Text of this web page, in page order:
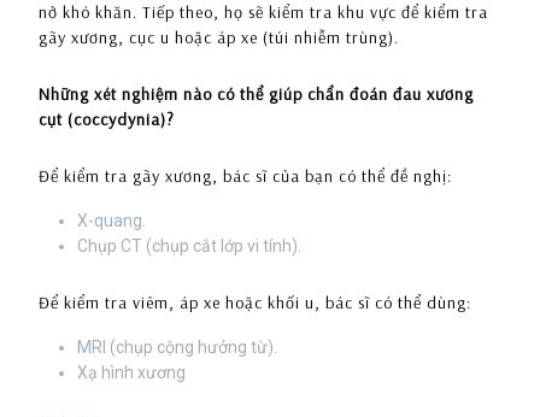
nở khó khăn. Tiếp theo, họ sẽ kiểm tra khu vực để kiểm tra
gãy xương, cục u hoặc áp xe (túi nhiễm trùng).
Những xét nghiệm nào có thể giúp chẩn đoán đau xương
cụt (coccydynia)?
Để kiểm tra gãy xương, bác sĩ của bạn có thể đề nghị:
X-quang.
Chụp CT (chụp cắt lớp vi tính).
Để kiểm tra viêm, áp xe hoặc khối u, bác sĩ có thể dùng:
MRI (chụp cộng hưởng từ).
Xạ hình xương